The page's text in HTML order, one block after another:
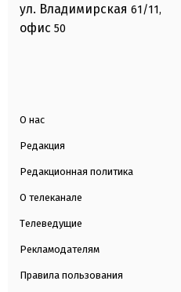
ул. Владимирская 61/11,
офис 50
О нас
Редакция
Редакционная политика
О телеканале
Телеведущие
Рекламодателям
Правила пользования